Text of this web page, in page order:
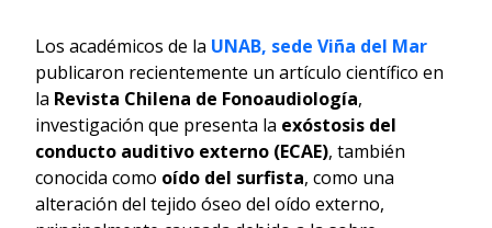
Los académicos de la UNAB, sede Viña del Mar
publicaron recientemente un artículo científico en
la Revista Chilena de Fonoaudiología,
investigación que presenta la exóstosis del
conducto auditivo externo (ECAE), también
conocida como oído del surfista, como una
alteración del tejido óseo del oído externo,